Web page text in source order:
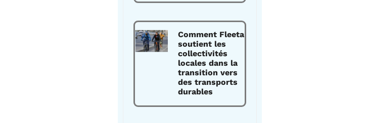
Comment Fleeta
soutient les
collectivités
locales dans la
transition vers
des transports
durables